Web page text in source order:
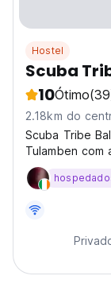
Hostel
Scuba
10Ótimo
2.18km do
Scuba Tribe
Tulamben com
número um e
tornar a sua